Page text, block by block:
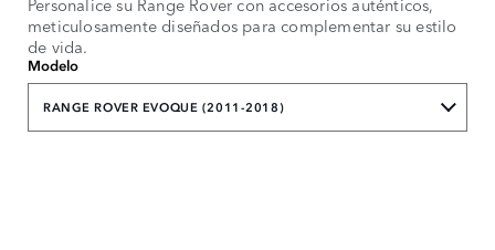
meticulosamente diseñados para complementar su estilo
de vida.
Modelo
RANGE ROVER EVOQUE (2011-2018)